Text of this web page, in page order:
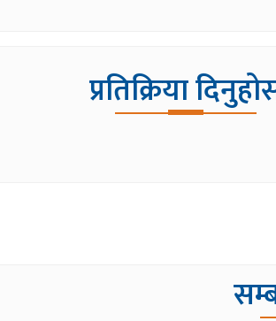
प्रतिक्रिया